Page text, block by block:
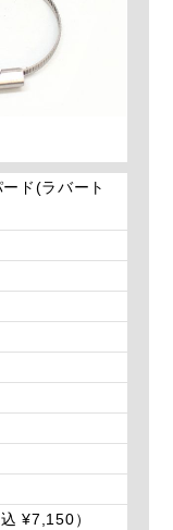
ド(ラバート
¥7,150）